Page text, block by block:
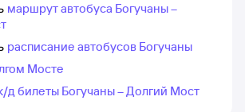
маршрут автобуса Богучаны –
расписание автобусов Богучаны
Мосте
д билеты Богучаны – Долгий Мост